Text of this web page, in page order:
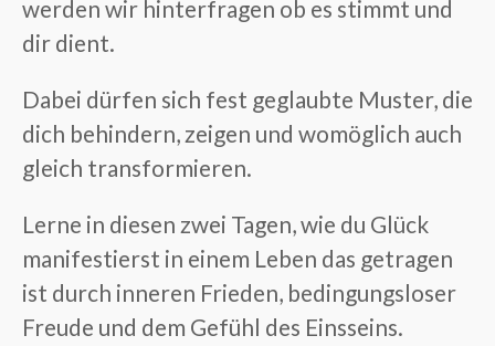
werden wir hinterfragen ob es stimmt und
dir dient.
Dabei dürfen sich fest geglaubte Muster, die
dich behindern, zeigen und womöglich auch
gleich transformieren.
Lerne in diesen zwei Tagen, wie du Glück
manifestierst in einem Leben das getragen
ist durch inneren Frieden, bedingungsloser
Freude und dem Gefühl des Einsseins.